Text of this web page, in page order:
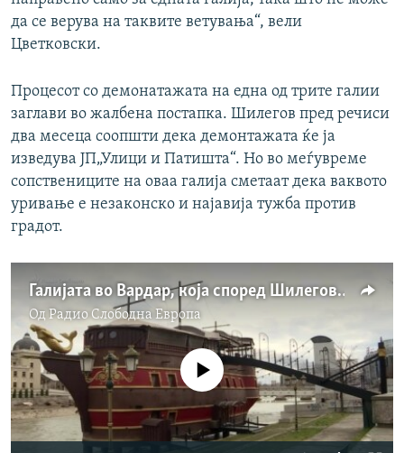
да се верува на таквите ветувања“, вели
Цветковски.
Процесот со демонатажата на една од трите галии
заглави во жалбена постапка. Шилегов пред речиси
два месеца соопшти дека демонтажата ќе ја
изведува ЈП„Улици и Патишта“. Но во меѓувреме
сопствениците на оваа галија сметаат дека ваквото
уривање е незаконско и најавија тужба против
градот.
Галијата во Вардар, која според Шилегов, треба да биде остранета
Од Радио Слободна Eвропа
No media source currently available